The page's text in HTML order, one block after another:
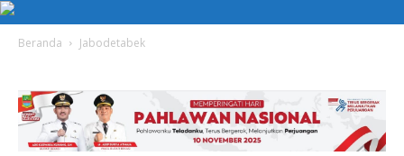
Beranda Jabodetabek